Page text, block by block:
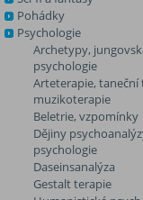
Pohádky
Psychologie
Archetypy,
psychologie
Arteterapie, taneční
muzikoterapie
Beletrie, vzpomínky
Dějiny
psychologie
Daseinsanalýza
Gestalt terapie